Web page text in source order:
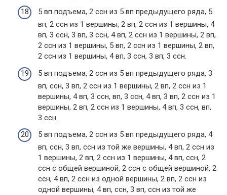
5 вп подъема, 2 ссн из 5 вп предыдущего ряда, 5
вп, 2 ссн из 1 вершины, 2 вп, 2 ссн из 1 вершины, 4
вп, 3 ссн, 3 вп, 3 ссн, 4 вп, 2 ссн из 1 вершины, 2 вп,
2 ссн из 1 вершины, 5 вп, 2 ссн из 1 вершины, 2 вп,
2 ссн из 1 вершины, 4 вп, 3 ссн, 3 вп, 3 ссн.
5 вп подъема, 2 ссн из 5 вп предыдущего ряда, 3
вп, ссн, 3 вп, 2 ссн из 1 вершины, 2 вп, 2 ссн из 1
вершины, 4 вп, 3 ссн, вп, 3 ссн, 4 вп, 3 вп, 2 ссн из 1
вершины, 2 вп, 2 ссн из 1 вершины, 4 вп, 3 ссн, вп,
3 ссн.
5 вп подъема, 2 ссн из 5 вп предыдущего ряда, 4
вп, ссн, 3 вп, ссн из той же вершины, 4 вп, 2 ссн из
1 вершины, 2 вп, 2 ссн из 1 вершины, 4 вп, ссн, 2
ссн с общей вершиной, 2 ссн с общей вершиной, 2
ссн, 4 вп, 2 ссн из одной вершины, 2 вп, 2 ссн из
одной вершины, 4 вп, ссн, 3 вп, ссн из той же